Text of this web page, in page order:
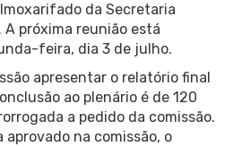
da Secretaria
A próxima reunião está
feira, dia 3 de julho.
apresentar o relatório final
ao plenário é de 120
a pedido da comissão.
aprovado na comissão, o